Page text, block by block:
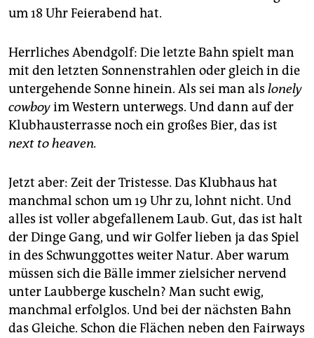
um 18 Uhr Feierabend hat.
Herrliches Abendgolf: Die letzte Bahn spielt man
mit den letzten Sonnenstrahlen oder gleich in die
untergehende Sonne hinein. Als sei man als lonely
cowboyim Western unterwegs. Und dann auf der
Klubhausterrasse noch ein großes Bier, das ist
next to heaven.
Jetzt aber: Zeit der Tristesse. Das Klubhaus hat
manchmal schon um 19 Uhr zu, lohnt nicht. Und
alles ist voller abgefallenem Laub. Gut, das ist halt
der Dinge Gang, und wir Golfer lieben ja das Spiel
in des Schwunggottes weiter Natur. Aber warum
müssen sich die Bälle immer zielsicher nervend
unter Laubberge kuscheln? Man sucht ewig,
manchmal erfolglos. Und bei der nächsten Bahn
das Gleiche. Schon die Flächen neben den Fairways